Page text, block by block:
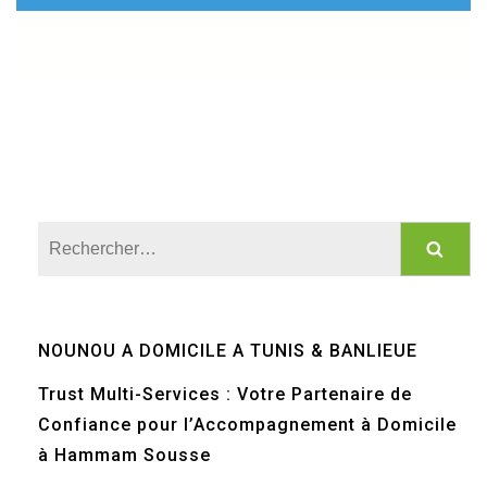
NOUNOU A DOMICILE A TUNIS & BANLIEUE
Trust Multi-Services : Votre Partenaire de
Confiance pour l’Accompagnement à Domicile
à Hammam Sousse